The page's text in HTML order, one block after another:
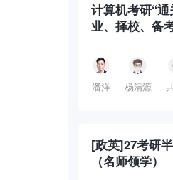
计算机考研“
业、择校、备
潘洋 杨清源
[政英]27考研
（名师领学）